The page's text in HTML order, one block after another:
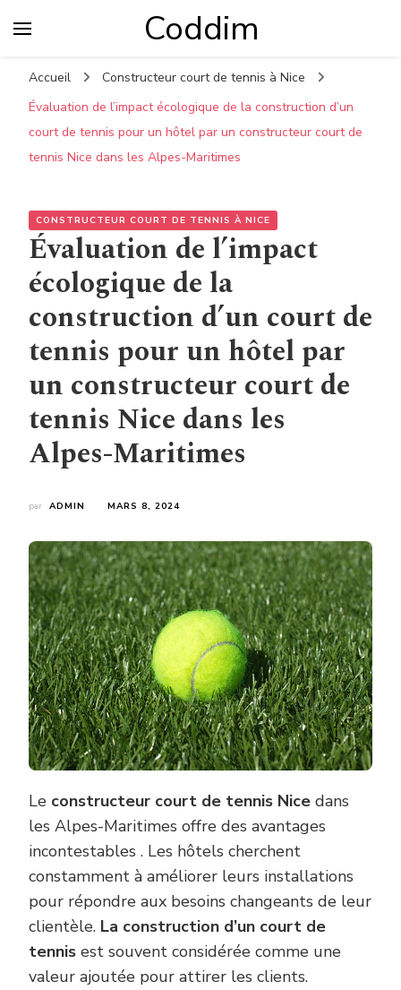
Coddim
Accueil
Constructeur court de tennis à Nice
Évaluation de l’impact écologique de la construction d’un
court de tennis pour un hôtel par un constructeur court de
tennis Nice dans les Alpes-Maritimes
CONSTRUCTEUR COURT DE TENNIS À NICE
Évaluation de l’impact
écologique de la
construction d’un court de
tennis pour un hôtel par
un constructeur court de
tennis Nice dans les
Alpes-Maritimes
par ADMIN MARS 8, 2024
Le constructeur court de tennis Nice dans
les Alpes-Maritimes offre des avantages
incontestables . Les hôtels cherchent
constamment à améliorer leurs installations
pour répondre aux besoins changeants de leur
clientèle. La construction d’un court de
tennis est souvent considérée comme une
valeur ajoutée pour attirer les clients.